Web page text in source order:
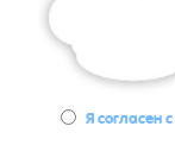
Я согласен с